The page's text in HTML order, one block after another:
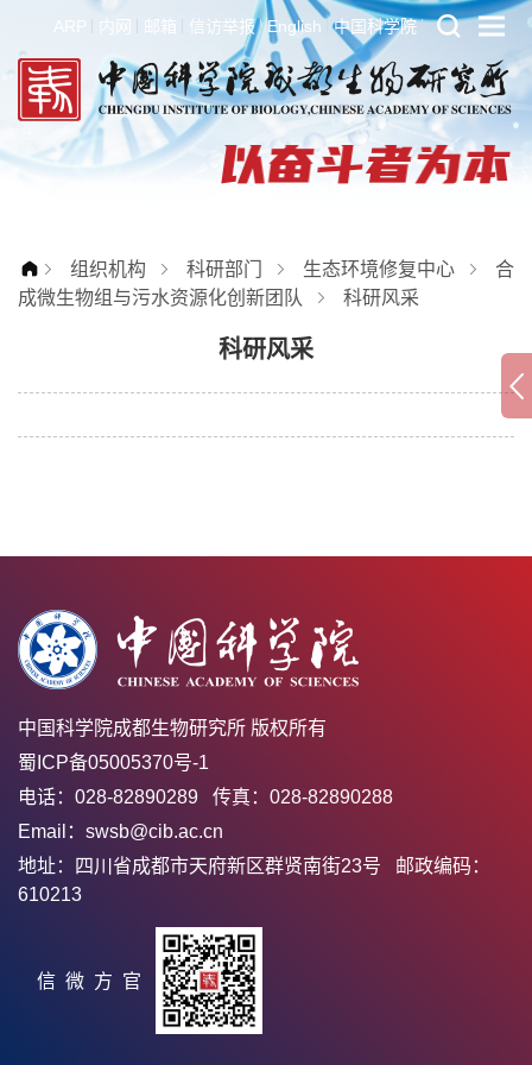
ARP 内网 邮箱 信访举报 English 中国科学院
组织机构 科研部门 生态环境修复中心
合
成微生物组与污水资源化创新团队
科研风采
科研风采
中国科学院成都生物研究所 版权所有
蜀ICP备05005370号-1
电话：028-82890289 传真：028-82890288
Email：swsb@cib.ac.cn
地址：四川省成都市天府新区群贤南街23号 邮政编码：
610213
官方微信